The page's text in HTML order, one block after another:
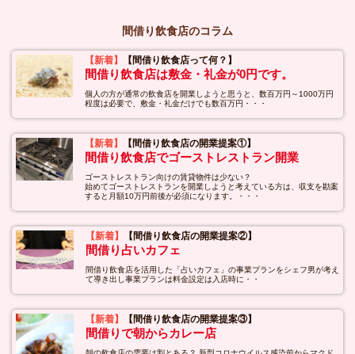
間借り飲食店のコラム
【新着】 【間借り飲食店って何？】
間借り飲食店は敷金・礼金が0円です。
個人の方が通常の飲食店を開業しようと思うと、数百万円～1000万円
程度は必要で、敷金・礼金だけでも数百万円・・・
【新着】 【間借り飲食店の開業提案①】
間借り飲食店でゴーストレストラン開業
ゴーストレストラン向けの賃貸物件は少ない？
始めてゴーストレストランを開業しようと考えている方は、収支を勘案
すると月額10万円前後が必須になります。・・・
【新着】 【間借り飲食店の開業提案②】
間借り占いカフェ
間借り飲食店を活用した「占いカフェ」の事業プランをシェフ男が考え
て導き出し事業プランは料金設定は入店時に・・
【新着】 【間借り飲食店の開業提案③】
間借りで朝からカレー店